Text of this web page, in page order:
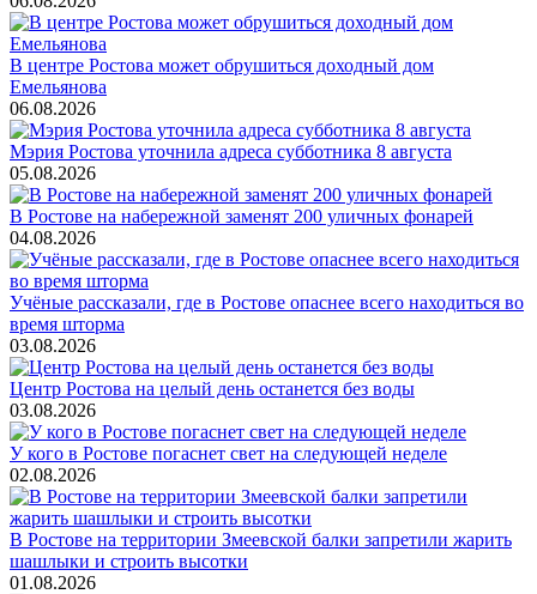
В центре Ростова может обрушиться доходный дом
Емельянова
06.08.2026
Мэрия Ростова уточнила адреса субботника 8 августа
05.08.2026
В Ростове на набережной заменят 200 уличных фонарей
04.08.2026
Учёные рассказали, где в Ростове опаснее всего находиться во
время шторма
03.08.2026
Центр Ростова на целый день останется без воды
03.08.2026
У кого в Ростове погаснет свет на следующей неделе
02.08.2026
В Ростове на территории Змеевской балки запретили жарить
шашлыки и строить высотки
01.08.2026